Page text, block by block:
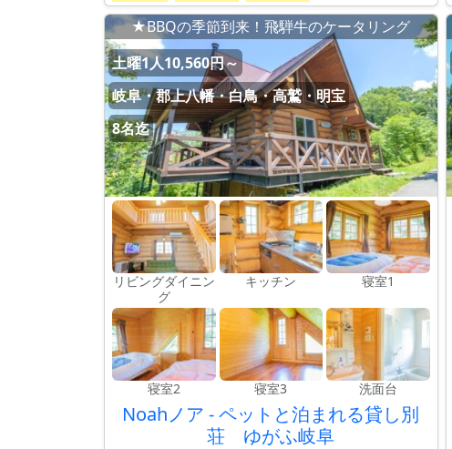
★BBQの季節到来！飛騨牛のケータリング
土曜1人10,560円～
岐阜・郡上八幡・白鳥・高鷲・明宝
8名迄
リビングダイニン
グ
キッチン 寝室1
寝室2 寝室3 洗面台
Noahノア - ペットと泊まれる貸し別
荘 ゆがふ岐阜